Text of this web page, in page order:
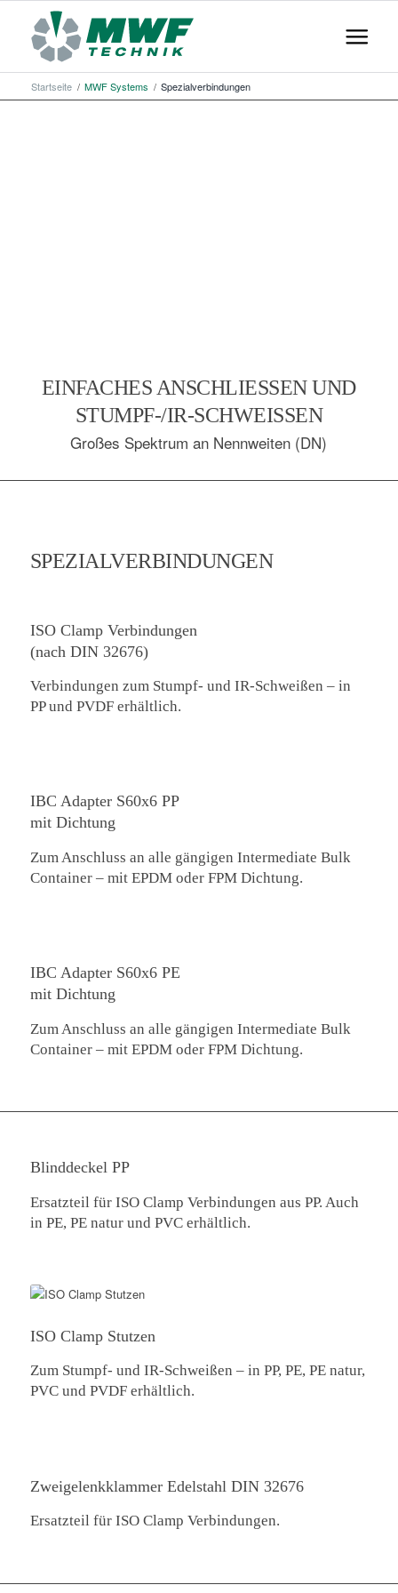
Startseite / MWF Systems / Spezialverbindungen
EINFACHES ANSCHLIESSEN UND S
TUMPF-/IR-SCHWEISSEN
Großes Spektrum an Nennweiten (DN)
SPEZIALVERBINDUNGEN
ISO Clamp Verbindungen
(nach DIN 32676)
Verbindungen zum Stumpf- und IR-Schweißen – in
PP und PVDF erhältlich.
IBC Adapter S60x6 PP
mit Dichtung
Zum Anschluss an alle gängigen Intermediate Bulk
Container – mit EPDM oder FPM Dichtung.
IBC Adapter S60x6 PE
mit Dichtung
Zum Anschluss an alle gängigen Intermediate Bulk
Container – mit EPDM oder FPM Dichtung.
Blinddeckel PP
Ersatzteil für ISO Clamp Verbindungen aus PP. Auch
in PE, PE natur und PVC erhältlich.
ISO Clamp Stutzen
Zum Stumpf- und IR-Schweißen – in PP, PE, PE natur,
PVC und PVDF erhältlich.
Zweigelenkklammer Edelstahl DIN 32676
Ersatzteil für ISO Clamp Verbindungen.